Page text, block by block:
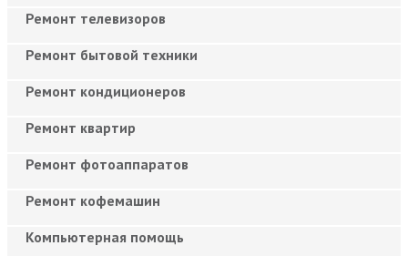
Ремонт телевизоров
Ремонт бытовой техники
Ремонт кондиционеров
Ремонт квартир
Ремонт фотоаппаратов
Ремонт кофемашин
Компьютерная помощь